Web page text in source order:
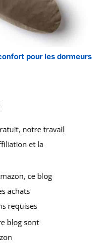
pour les dormeurs